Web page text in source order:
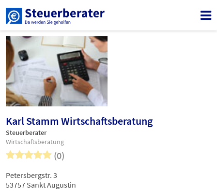
Karl Stamm Wirtschaftsberatung
Steuerberater
Wirtschaftsberatung
(0)
Petersbergstr. 3
53757 Sankt Augustin